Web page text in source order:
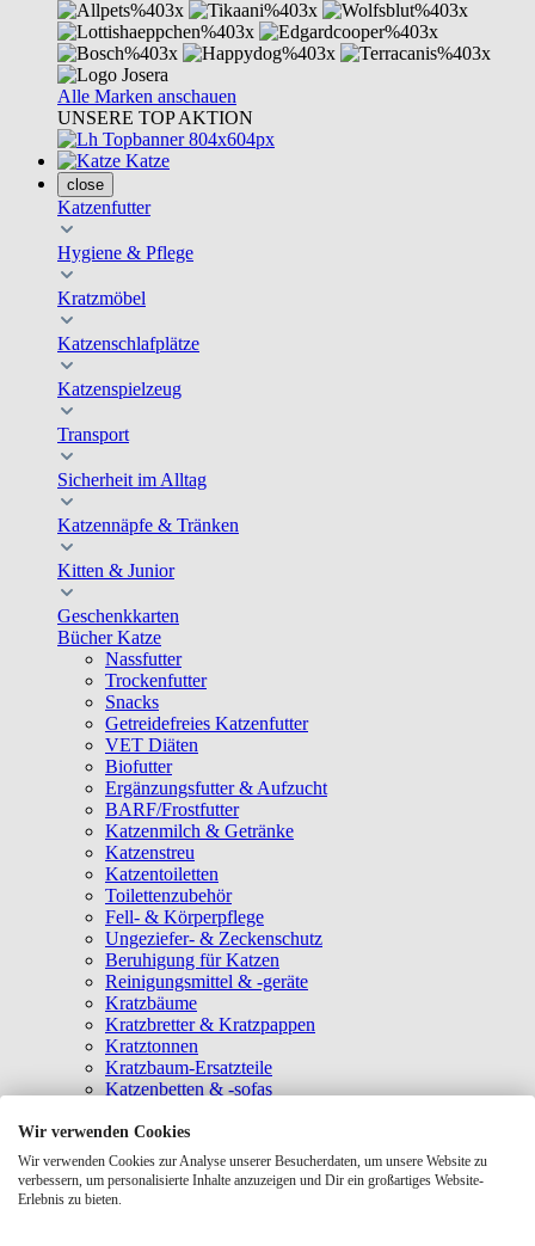
Alle Marken anschauen
UNSERE TOP AKTION
Katze
close
Katzenfutter
Hygiene & Pflege
Kratzmöbel
Katzenschlafplätze
Katzenspielzeug
Transport
Sicherheit im Alltag
Katzennäpfe & Tränken
Kitten & Junior
Geschenkkarten
Bücher Katze
Nassfutter
Trockenfutter
Snacks
Getreidefreies Katzenfutter
VET Diäten
Biofutter
Ergänzungsfutter & Aufzucht
BARF/Frostfutter
Katzenmilch & Getränke
Katzenstreu
Katzentoiletten
Toilettenzubehör
Fell- & Körperpflege
Ungeziefer- & Zeckenschutz
Beruhigung für Katzen
Reinigungsmittel & -geräte
Kratzbäume
Kratzbretter & Kratzpappen
Kratztonnen
Kratzbaum-Ersatzteile
Katzenbetten & -sofas
Katzenhäuser
Hängematten & Fensterliegeplätze
Katzendecken & -matten
Baldrian- & Catnipspielzeug
Wir verwenden Cookies
Wir verwenden Cookies zur Analyse unserer Besucherdaten, um unsere Website zu
verbessern, um personalisierte Inhalte anzuzeigen und Dir ein großartiges Website-
Erlebnis zu bieten.